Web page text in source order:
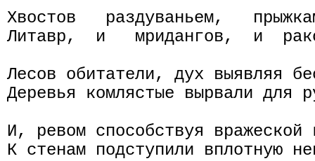
Хвостов   раздуваньем,
Литавр,  и   мридангов,  и
Лесов обитатели, дух выявляя
Деревья комлястые вырвали для
И, ревом способствуя вражеской